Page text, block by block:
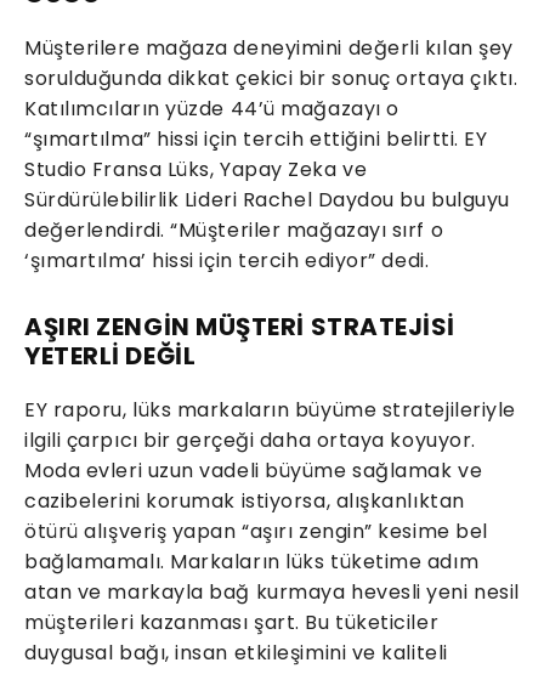
Müşterilere mağaza deneyimini değerli kılan şey
sorulduğunda dikkat çekici bir sonuç ortaya çıktı.
Katılımcıların yüzde 44’ü mağazayı o
“şımartılma” hissi için tercih ettiğini belirtti. EY
Studio Fransa Lüks, Yapay Zeka ve
Sürdürülebilirlik Lideri Rachel Daydou bu bulguyu
değerlendirdi. “Müşteriler mağazayı sırf o
‘şımartılma’ hissi için tercih ediyor” dedi.
AŞIRI ZENGİN MÜŞTERİ STRATEJİSİ
YETERLİ DEĞİL
EY raporu, lüks markaların büyüme stratejileriyle
ilgili çarpıcı bir gerçeği daha ortaya koyuyor.
Moda evleri uzun vadeli büyüme sağlamak ve
cazibelerini korumak istiyorsa, alışkanlıktan
ötürü alışveriş yapan “aşırı zengin” kesime bel
bağlamamalı. Markaların lüks tüketime adım
atan ve markayla bağ kurmaya hevesli yeni nesil
müşterileri kazanması şart. Bu tüketiciler
duygusal bağı, insan etkileşimini ve kaliteli